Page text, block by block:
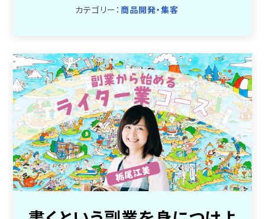
カテゴリー： 商品開発・集客